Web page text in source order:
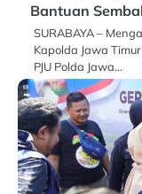
Bantuan
SURABAYA –
Kapolda Jawa
PJU Polda Jawa…